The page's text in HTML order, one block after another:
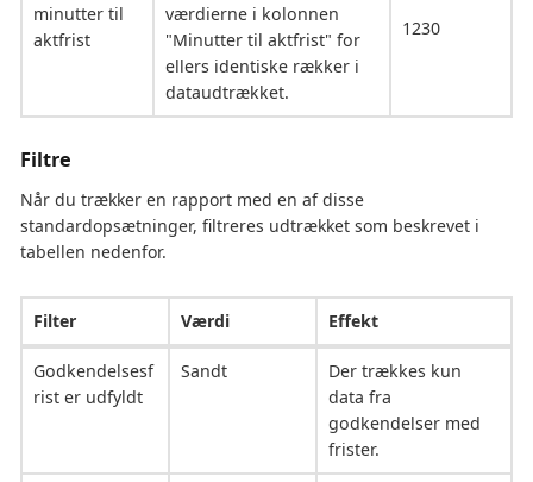
minutter til
aktfrist
værdierne i kolonnen
"Minutter til aktfrist" for
ellers identiske rækker i
dataudtrækket.
1230
Filtre
Når du trækker en rapport med en af disse
standardopsætninger, filtreres udtrækket som beskrevet i
tabellen nedenfor.
Filter Værdi Effekt
Godkendelsesf
rist er udfyldt
Sandt
Der trækkes kun
data fra
godkendelser med
frister.